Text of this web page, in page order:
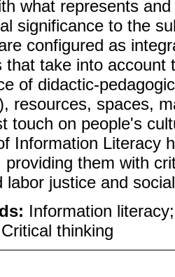
what represents
significance to the
configured as
that take into account
of didactic-
resources, spaces,
touch on people's
Information Literacy
providing them with
labor justice and
Information
thinking